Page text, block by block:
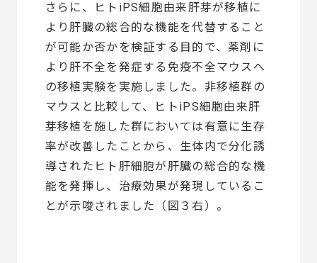
さらに、ヒトiPS細胞由来肝芽が移植に
より肝臓の総合的な機能を代替すること
が可能か否かを検証する目的で、薬剤に
より肝不全を発症する免疫不全マウスへ
の移植実験を実施しました。非移植群の
マウスと比較して、ヒトiPS細胞由来肝
芽移植を施した群においては有意に生存
率が改善したことから、生体内で分化誘
導されたヒト肝細胞が肝臓の総合的な機
能を発揮し、治療効果が発現しているこ
とが示唆されました（図３右）。